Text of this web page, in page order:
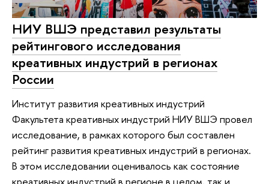
НИУ ВШЭ представил результаты
рейтингового исследования
креативных индустрий в регионах
России
Институт развития креативных индустрий
Факультета креативных индустрий НИУ ВШЭ провел
исследование, в рамках которого был составлен
рейтинг развития креативных индустрий в регионах.
В этом исследовании оценивалось как состояние